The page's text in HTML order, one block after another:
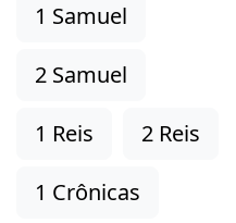
1 Samuel
2 Samuel
1 Reis
2 Reis
1 Crônicas